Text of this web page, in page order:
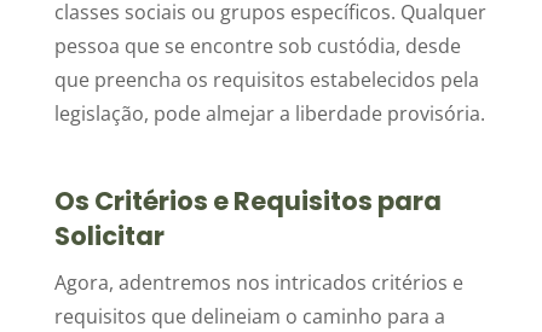
classes sociais ou grupos específicos. Qualquer
pessoa que se encontre sob custódia, desde
que preencha os requisitos estabelecidos pela
legislação, pode almejar a liberdade provisória.
Os Critérios e Requisitos para
Solicitar
Agora, adentremos nos intricados critérios e
requisitos que delineiam o caminho para a